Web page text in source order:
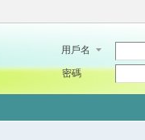
用戶名
密碼